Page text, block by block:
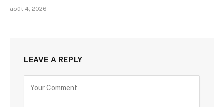
août 4, 2026
LEAVE A REPLY